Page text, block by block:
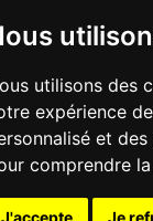
utilisons des
expérience
et
comprendre
J'accepte Je
Le-Corbusier -
45 13 14 50 Fax.